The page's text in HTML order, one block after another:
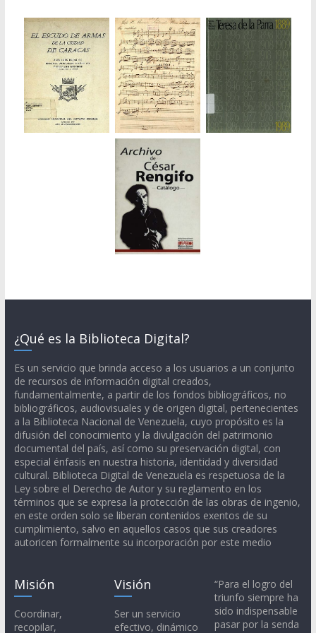
¿Qué es la Biblioteca Digital?
Es un servicio que brinda acceso a los usuarios a un conjunto
de recursos de información digital creados,
fundamentalmente, a partir de los fondos bibliográficos, no
bibliográficos, audiovisuales y de origen digital, pertenecientes
a la Biblioteca Nacional de Venezuela, cuyo propósito es la
difusión del conocimiento y la divulgación del patrimonio
documental del país, así como su preservación digital, con
especial énfasis en nuestra historia, identidad y diversidad
cultural. Biblioteca Digital de Venezuela es respetuosa de la
Ley sobre el Derecho de Autor y su reglamento en los
términos que se expresa la protección de las obras de ingenio,
en este orden solo se liberan contenidos exentos de su
cumplimiento, salvo en aquellos casos que sus creadores
autoricen formalmente su incorporación por este medio
Misión
Coordinar,
recopilar,
Visión
Ser un servicio
efectivo, dinámico
“Para el logro del
triunfo siempre ha
sido indispensable
pasar por la senda